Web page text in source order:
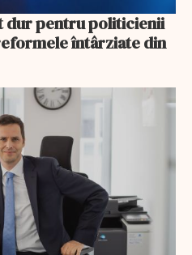
dur pentru politicienii
întârziate din